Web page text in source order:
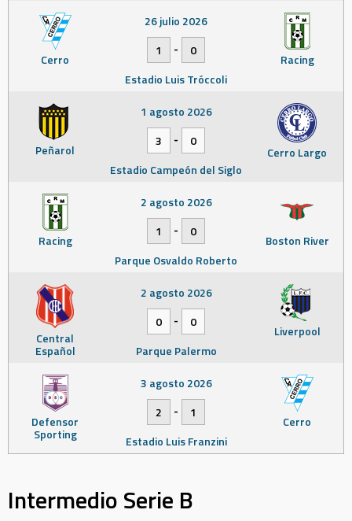
Cerro Racing
26 julio 2026
1
-
0
Estadio Luis Tróccoli
Peñarol Cerro Largo
1 agosto 2026
3
-
0
Estadio Campeón del Siglo
Racing Boston River
2 agosto 2026
1
-
0
Parque Osvaldo Roberto
Central
Español
Liverpool
2 agosto 2026
0
-
0
Parque Palermo
Defensor
Sporting
Cerro
3 agosto 2026
2
-
1
Estadio Luis Franzini
Intermedio Serie B